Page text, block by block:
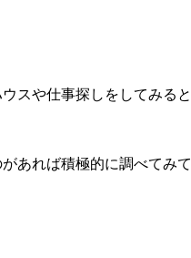
スや仕事探しをしてみると
あれば積極的に調べてみて